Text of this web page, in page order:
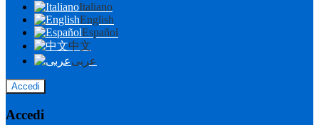
Italiano
English
Español
中文
عربى
Accedi
Accedi